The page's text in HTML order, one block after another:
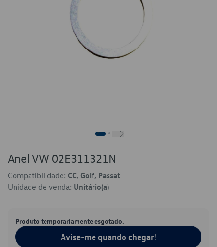
Anel VW 02E311321N
Compatibilidade: CC, Golf, Passat
Unidade de venda: Unitário(a)
Produto temporariamente esgotado.
Avise-me quando chegar!